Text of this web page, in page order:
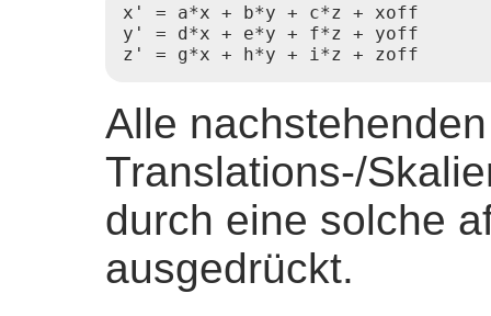
x' = a*x + b*y + c*z + xoff
y' = d*x + e*y + f*z + yoff
z' = g*x + h*y + i*z + zoff
Alle nachstehenden
Translations-/
durch eine solche
ausgedrückt.